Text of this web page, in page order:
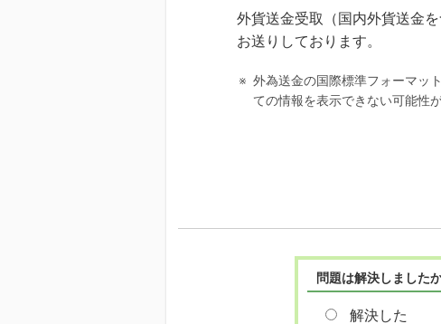
外貨送金受取（国内外貨送金
お送りしております。
※ 外為送金の国際標準フォーマッ
ての情報を表示できない可能性
問題は解決しました
解決した